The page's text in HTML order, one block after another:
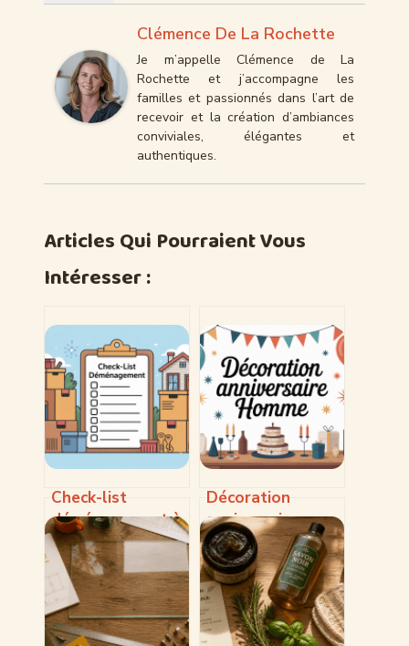
Clémence De La Rochette
Je m’appelle Clémence de La
Rochette et j’accompagne les
familles et passionnés dans l’art de
recevoir et la création d’ambiances
conviviales, élégantes et
authentiques.
Articles Qui Pourraient Vous
Intéresser :
Check-list
déménagement à
imprimer : la liste
complète pour ne
rien oublier
Décoration
anniversaire
homme : idées de
déco stylées pour
toutes les envies